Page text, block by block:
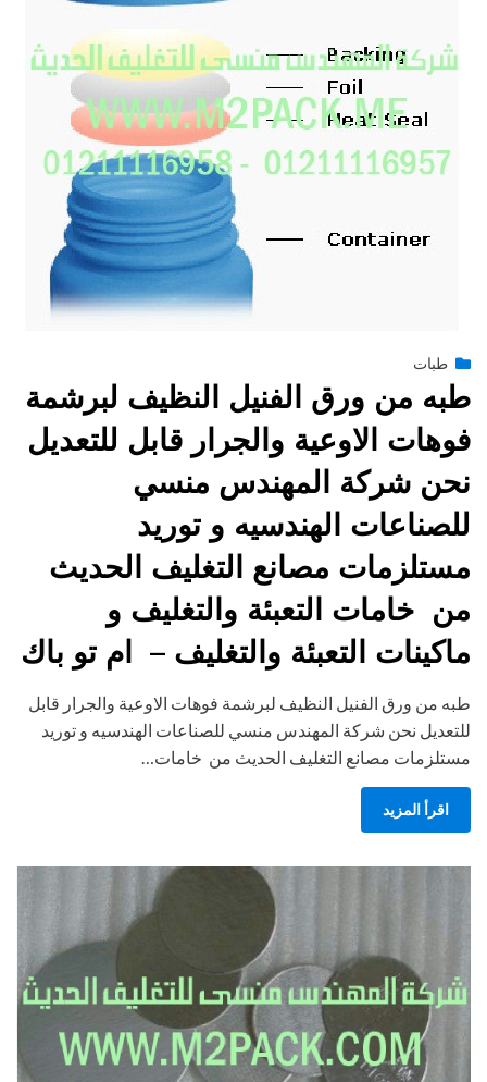
engmansyPosted
يونيو 28, 2015
طبات
طبه من ورق الفنيل النظيف لبرشمة
فوهات الاوعية والجرار قابل للتعديل
نحن شركة المهندس منسي
للصناعات الهندسيه و توريد
مستلزمات مصانع التغليف الحديث
من خامات التعبئة والتغليف و
ماكينات التعبئة والتغليف – ام تو باك
طبه من ورق الفنيل النظيف لبرشمة فوهات الاوعية والجرار قابل
للتعديل نحن شركة المهندس منسي للصناعات الهندسيه و توريد
مستلزمات مصانع التغليف الحديث من خامات…
اقرأ المزيد